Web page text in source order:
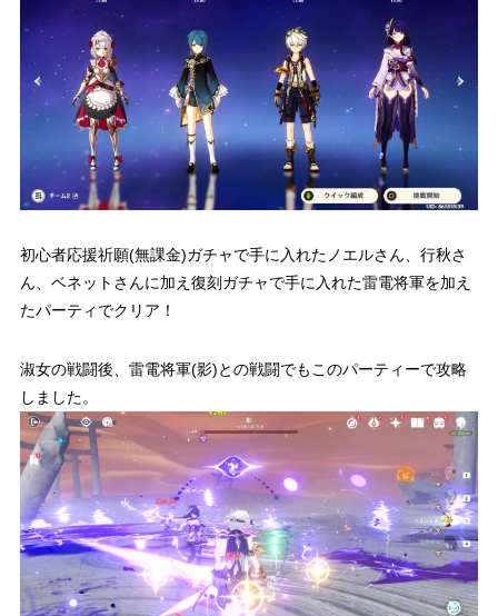
初心者応援祈願(無課金)ガチャで手に入れたノエルさん、行秋さ
ん、ベネットさんに加え復刻ガチャで手に入れた雷電将軍を加え
たパーティでクリア！
淑女の戦闘後、雷電将軍(影)との戦闘でもこのパーティーで攻略
しました。